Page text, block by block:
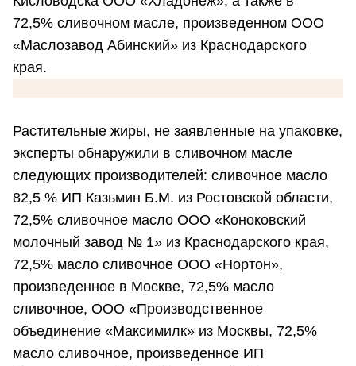
72,5% сливочном масле, произведенном ООО
«Маслозавод Абинский» из Краснодарского
края.
Растительные жиры, не заявленные на упаковке,
эксперты обнаружили в сливочном масле
следующих производителей: сливочное масло
82,5 % ИП Казьмин Б.М. из Ростовской области,
72,5% сливочное масло ООО «Коноковский
молочный завод № 1» из Краснодарского края,
72,5% масло сливочное ООО «Нортон»,
произведенное в Москве, 72,5% масло
сливочное, ООО «Производственное
объединение «Максимилк» из Москвы, 72,5%
масло сливочное, произведенное ИП